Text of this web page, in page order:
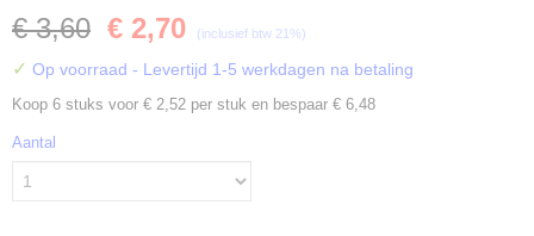
€ 3,60 € 2,70 (inclusief btw 21%)
✓ Op voorraad - Levertijd 1-5 werkdagen na betaling
Koop 6 stuks voor € 2,52 per stuk en bespaar € 6,48
Aantal